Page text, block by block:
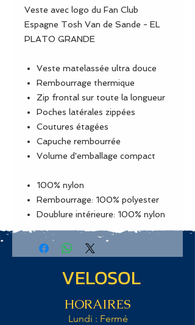
Veste avec logo du Fan Club
Espagne Tosh Van de Sande - EL
PLATO GRANDE
Veste matelassée ultra douce
Rembourrage thermique
Zip frontal sur toute la longueur
Poches latérales zippées
Coutures étagées
Capuche rembourrée
Volume d'emballage compact
100% nylon
Rembourrage: 100% polyester
Doublure intérieure: 100% nylon
VELOSOL
HORAIRES
Lundi : Fermé​